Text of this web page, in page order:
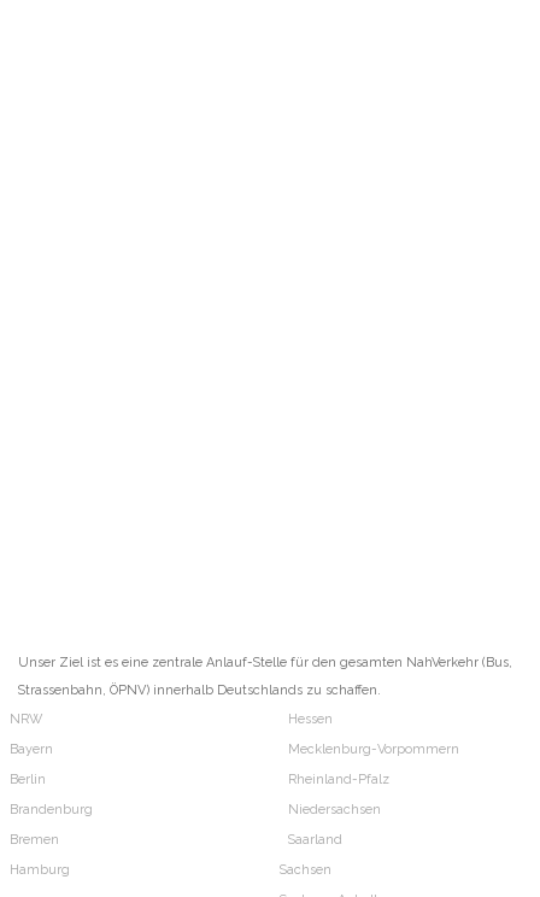
Unser Ziel ist es eine zentrale Anlauf-Stelle für den gesamten NahVerkehr (Bus,
Strassenbahn, ÖPNV) innerhalb Deutschlands zu schaffen.
NRW
Bayern
Berlin
Brandenburg
Bremen
Hamburg
Hessen
Mecklenburg-Vorpommern
Rheinland-Pfalz
Niedersachsen
Saarland
Sachsen